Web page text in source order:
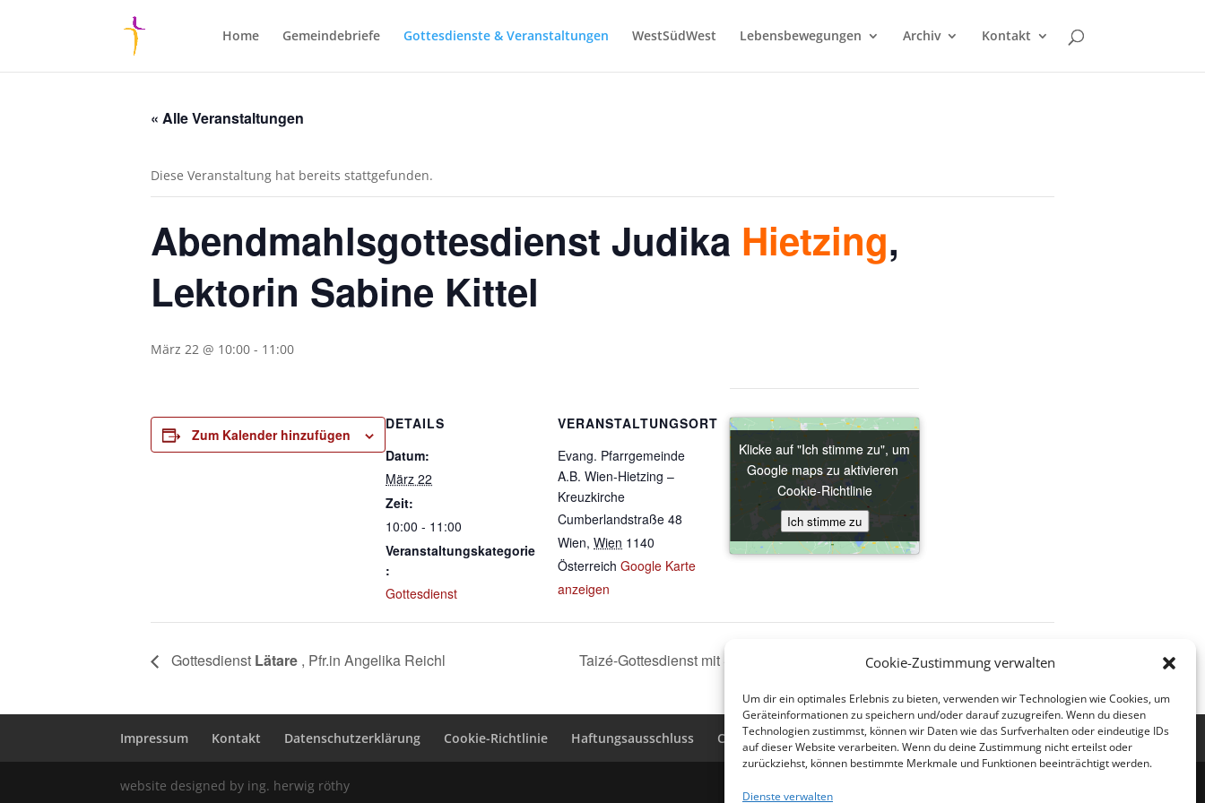
Cookie-Zustimmung verwalten
Um dir ein optimales Erlebnis zu bieten, verwenden wir Technologien wie Cookies, um
Geräteinformationen zu speichern und/oder darauf zuzugreifen. Wenn du diesen
Technologien zustimmst, können wir Daten wie das Surfverhalten oder eindeutige IDs
auf dieser Website verarbeiten. Wenn du deine Zustimmung nicht erteilst oder
zurückziehst, können bestimmte Merkmale und Funktionen beeinträchtigt werden.
Dienste verwalten
Home Gemeindebriefe Gottesdienste & Veranstaltungen WestSüdWest Lebensbewegungen Archiv Kontakt
« Alle Veranstaltungen
Diese Veranstaltung hat bereits stattgefunden.
Abendmahlsgottesdienst Judika Hietzing,
Lektorin Sabine Kittel
März 22 @ 10:00 - 11:00
Zum Kalender hinzufügen
DETAILS
Datum:
März 22
Zeit:
10:00 - 11:00
Veranstaltungskategorie
:
Gottesdienst
VERANSTALTUNGSORT
Evang. Pfarrgemeinde
A.B. Wien-Hietzing –
Kreuzkirche
Cumberlandstraße 48
Wien, Wien 1140
Österreich Google Karte
anzeigen
Klicke auf "Ich stimme zu", um
Google maps zu aktivieren
Cookie-Richtlinie
Ich stimme zu
Klicke auf "Ich stimme zu", um
Google maps zu aktivieren
Cookie-Richtlinie
Ich stimme zu
Gottesdienst Lätare , Pfr.in Angelika Reichl Taizé-Gottesdienst mit Salbung , Pfr.in Imke Marie Friedrichsdorf
Impressum Kontakt Datenschutzerklärung Cookie-Richtlinie Haftungsausschluss Cookie-Richtlinie (EU)
website designed by ing. herwig röthy